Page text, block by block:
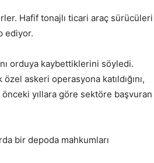
Hafif tonajlı ticari araç sürücüleri
ediyor.
orduya kaybettiklerini söyledi.
askeri operasyona katıldığını,
önceki yıllara göre sektöre başvuran
bir depoda mahkumları